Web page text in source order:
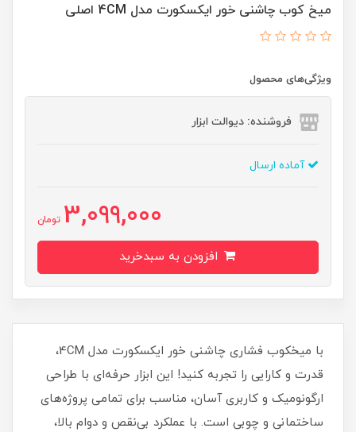
میخ کوب چاشنی خور ایکسکورت مدل 4CM اصلی
ویژگی‌های محصول
فروشنده: دیوالت ابزار
آماده ارسال
3,099,000 تومان
با میخکوب فشاری چاشنی خور ایکسکورت مدل 4CM،
قدرت و کارایی را تجربه کنید! این ابزار حرفه‌ای با طراحی
ارگونومیک و کاربری آسان، مناسب برای تمامی پروژه‌های
ساختمانی و چوبی است. با عملکرد بی‌نقص و دوام بالا،